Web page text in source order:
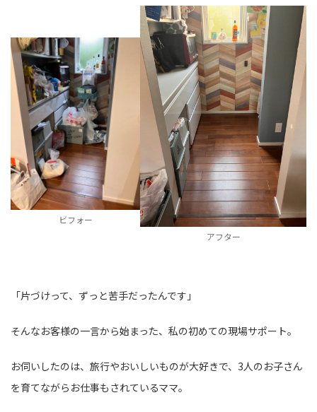
ビフォー
アフター
「片づけって、ずっと苦手だったんです」
そんなお客様の一言から始まった、私の初めての現場サポート。
お伺いしたのは、旅行やおいしいものが大好きで、3人のお子さん
を育てながらお仕事もされているママ。